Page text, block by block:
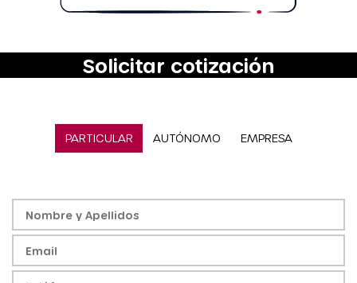
Solicitar cotización
PARTICULAR AUTÓNOMO EMPRESA